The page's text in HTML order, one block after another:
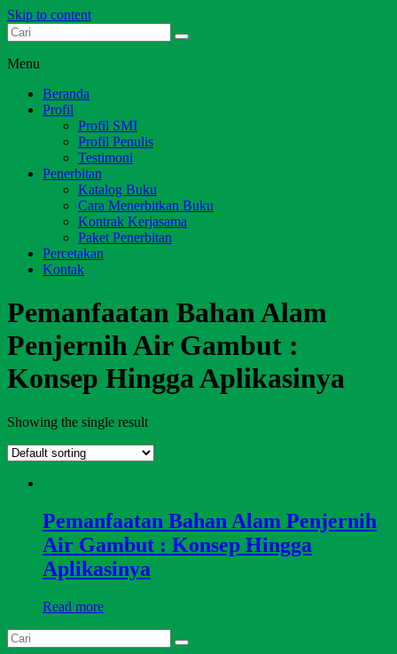
Skip to content
Dari Jambi untuk Indonesia
Menu
Beranda
Profil
Profil SMI
Profil Penulis
Testimoni
Penerbitan
Katalog Buku
Cara Menerbitkan Buku
Kontrak Kerjasama
Paket Penerbitan
Percetakan
Kontak
Pemanfaatan Bahan Alam
Penjernih Air Gambut :
Konsep Hingga Aplikasinya
Showing the single result
Pemanfaatan Bahan Alam Penjernih
Air Gambut : Konsep Hingga
Aplikasinya
Read more